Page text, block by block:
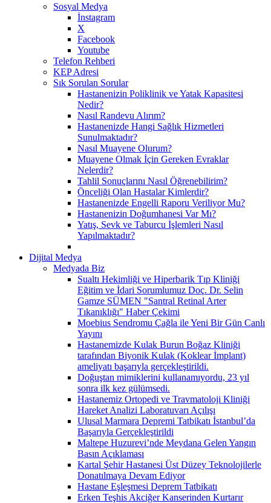
Sosyal Medya
İnstagram
X
Facebook
Youtube
Telefon Rehberi
KEP Adresi
Sık Sorulan Sorular
Hastanenizin Poliklinik ve Yatak Kapasitesi
Nedir?
Nasıl Randevu Alırım?
Hastanenizde Hangi Sağlık Hizmetleri
Sunulmaktadır?
Nasıl Muayene Olurum?
Muayene Olmak İçin Gereken Evraklar
Nelerdir?
Tahlil Sonuçlarını Nasıl Öğrenebilirim?
Önceliği Olan Hastalar Kimlerdir?
Hastanenizde Engelli Raporu Veriliyor Mu?
Hastanenizin Doğumhanesi Var Mı?
Yatış, Sevk ve Taburcu İşlemleri Nasıl
Yapılmaktadır?
Dijital Medya
Medyada Biz
Sualtı Hekimliği ve Hiperbarik Tıp Kliniği
Eğitim ve İdari Sorumlumuz Doç. Dr. Selin
Gamze SÜMEN "Santral Retinal Arter
Tıkanıklığı" Haber Çekimi
Moebius Sendromu Çağla ile Yeni Bir Gün Canlı
Yayını
Hastanemizde Kulak Burun Boğaz Kliniği
tarafından Biyonik Kulak (Koklear İmplant)
ameliyatı başarıyla gerçekleştirildi.
Doğuştan mimiklerini kullanamıyordu, 23 yıl
sonra ilk kez gülümsedi.
Hastanemiz Ortopedi ve Travmatoloji Kliniği
Hareket Analizi Laboratuvarı Açılışı
Ulusal Marmara Depremi Tatbikatı İstanbul’da
Başarıyla Gerçekleştirildi
Maltepe Huzurevi’nde Meydana Gelen Yangın
Basın Açıklaması
Kartal Şehir Hastanesi Üst Düzey Teknolojilerle
Donatılmaya Devam Ediyor
Hastane Eşleşmesi Deprem Tatbikatı
Erken Teşhis Akciğer Kanserinden Kurtarır